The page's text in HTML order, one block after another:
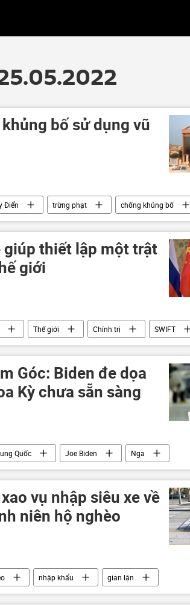
bố sử dụng vũ
Điển trừng phạt
chống khủng bố
giới
giúp thiết lập một trật
giới
Thế giới Chính trị
SWIFT
Góc: Biden đe dọa
Kỳ chưa sẵn sàng
Quốc Joe Biden
Nga
phòng Hoa Kỳ Chính trị
vụ nhập siêu xe về
niên hộ nghèo
nhập khẩu
gian lận